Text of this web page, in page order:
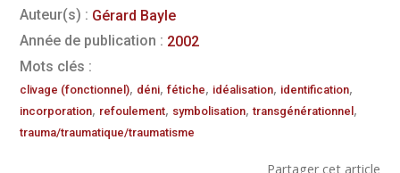
Auteur(s) : Gérard Bayle
Année de publication : 2002
Mots clés :
clivage (fonctionnel), déni, fétiche, idéalisation, identification,
incorporation, refoulement, symbolisation,transgénérationnel,
trauma/traumatique/traumatisme
Partager cet article